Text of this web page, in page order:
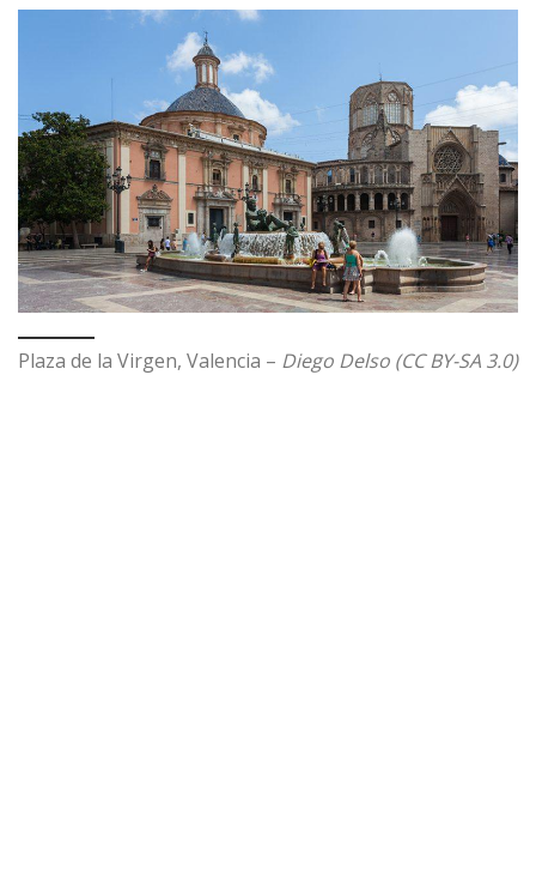
Plaza de la Virgen, Valencia – Diego Delso (CC BY-SA 3.0)